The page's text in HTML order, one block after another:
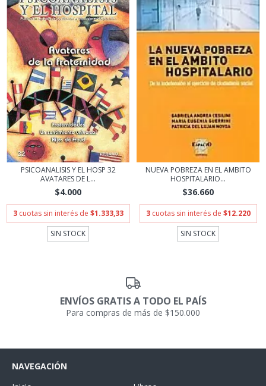
PSICOANALISIS Y EL HOSP 32
AVATARES DE L...
$4.000
3 cuotas sin interés de $1.333,33
SIN STOCK
NUEVA POBREZA EN EL AMBITO
HOSPITALARIO...
$36.660
3 cuotas sin interés de $12.220
SIN STOCK
ENVÍOS GRATIS A TODO EL PAÍS
Para compras de más de $150.000
NAVEGACIÓN